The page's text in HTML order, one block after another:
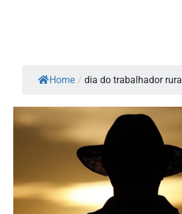
Home / dia do trabalhador rural